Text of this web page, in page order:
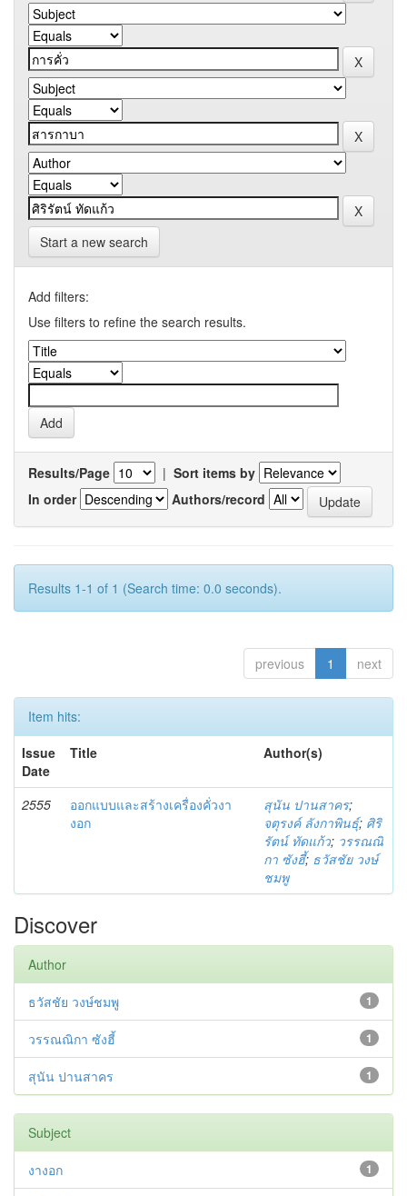
Start a new search
Add filters:
Use filters to refine the search results.
Results/Page | Sort items by
In order
Authors/record
Results 1-1 of 1 (Search time: 0.0 seconds).
previous 1 next
Item hits:
Issue
Date
Title Author(s)
2555
ออกแบบและสร้างเครื่องคั่วงา
งอก
สุนัน ปานสาคร;
จตุรงค์ ลังกาพินธุ์; ศิริ
รัตน์ ทัดแก้ว; วรรณณิ
กา ซังฮี้; ธวัสชัย วงษ์
ชมพู
Discover
Author
1
ธวัสชัย วงษ์ชมพู
1
วรรณณิกา ซังฮี้
1
สุนัน ปานสาคร
Subject
1
งางอก